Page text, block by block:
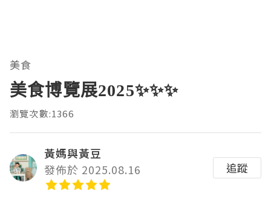
美食
美食博覽展2025✨✨✨
瀏覽次數:1366
黃媽與黃豆
發佈於 2025.08.16
追蹤